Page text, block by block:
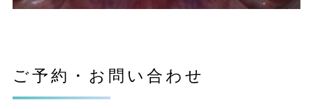
ご予約・お問い合わせ